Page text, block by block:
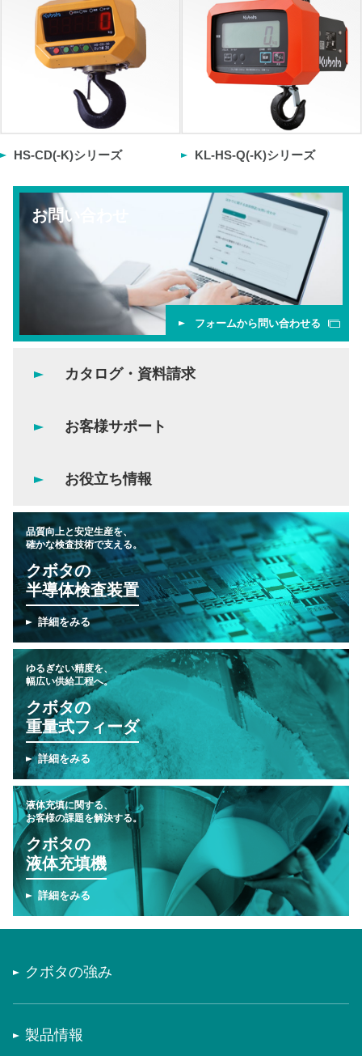
HS-CD(-K)シリーズ KL-HS-Q(-K)シリーズ
お問い合わせ
フォームから問い合わせる
カタログ・資料請求
お客様サポート
お役立ち情報
品質向上と安定生産を、
確かな検査技術で支える。
クボタの
半導体検査装置
詳細をみる
ゆるぎない精度を、
幅広い供給工程へ。
クボタの
重量式フィーダ
詳細をみる
液体充填に関する、
お客様の課題を解決する。
クボタの
液体充填機
詳細をみる
クボタの強み
製品情報